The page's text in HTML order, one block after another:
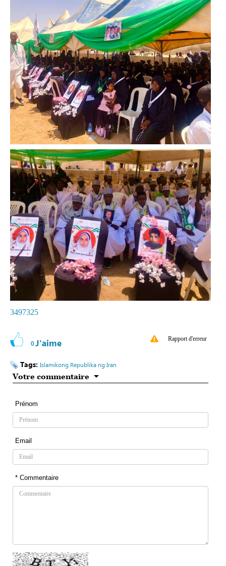
3497325
0J'aime Rapport d'erreur
Tags: Islamikong Republika ng Iran
Votre commentaire
Prénom
Email
* Commentaire